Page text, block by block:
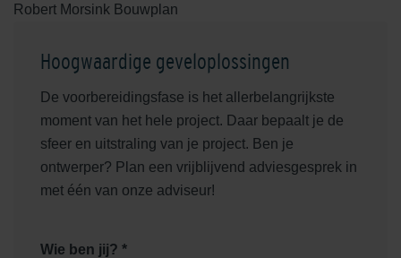
Robert Morsink Bouwplan
Hoogwaardige geveloplossingen
De voorbereidingsfase is het allerbelangrijkste
moment van het hele project. Daar bepaalt je de
sfeer en uitstraling van je project. Ben je
ontwerper? Plan een vrijblijvend adviesgesprek in
met één van onze adviseur!
Wie ben jij? *